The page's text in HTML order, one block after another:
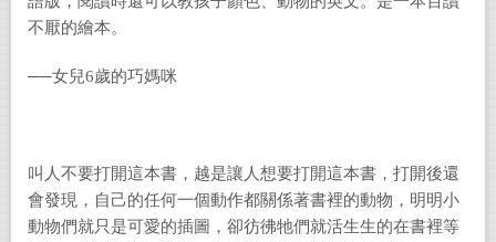
不厭的繪本。
──女兒6歲的巧媽咪
叫人不要打開這本書，越是讓人想要打開這本書，打開後還
會發現，自己的任何一個動作都關係著書裡的動物，明明小
動物們就只是可愛的插圖，卻彷彿牠們就活生生的在書裡等